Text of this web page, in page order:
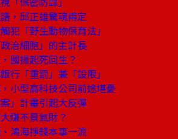
，邱正雄驚魂甫定
犯「野生動物保育法」
治細胞」的主計長
國揚起死回生？
行「重罰」兼「設限」
小型高科技公司前途堪憂
」計畫引起大反彈
賺不景氣財？
鴻海掙錢本事一流